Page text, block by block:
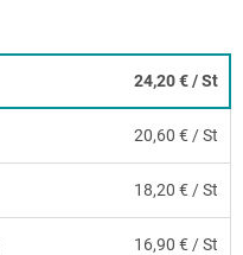
24,20 €/ St
20,60 € / St
18,20 € / St
16,90 € / St